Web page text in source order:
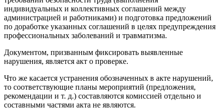
индивидуальных и коллективных соглашений между
администрацией и работниками) и подготовка предложений
по доработке указанных соглашений в целях предупреждения
профессиональных заболеваний и травматизма.
Документом, призванным фиксировать выявленные
нарушения, является акт о проверке.
Что же касается устранения обозначенных в акте нарушений,
то соответствующие планы мероприятий (предложения,
рекомендации и т. д.) составляются комиссией отдельно и
составными частями акта не являются.